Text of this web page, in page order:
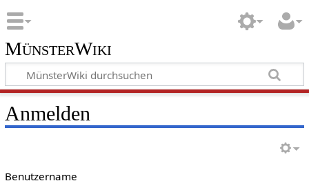
MünsterWiki
Anmelden
Benutzername